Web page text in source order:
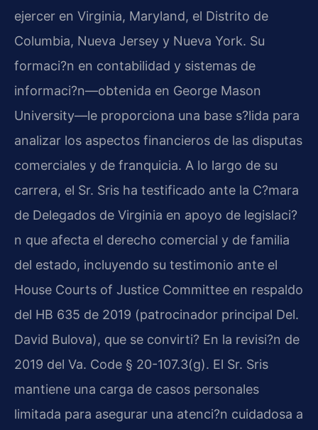
ejercer en Virginia, Maryland, el Distrito de
Columbia, Nueva Jersey y Nueva York. Su
formaci?n en contabilidad y sistemas de
informaci?n—obtenida en George Mason
University—le proporciona una base s?lida para
analizar los aspectos financieros de las disputas
comerciales y de franquicia. A lo largo de su
carrera, el Sr. Sris ha testificado ante la C?mara
de Delegados de Virginia en apoyo de legislaci?
n que afecta el derecho comercial y de familia
del estado, incluyendo su testimonio ante el
House Courts of Justice Committee en respaldo
del HB 635 de 2019 (patrocinador principal Del.
David Bulova), que se convirti? En la revisi?n de
2019 del Va. Code § 20-107.3(g). El Sr. Sris
mantiene una carga de casos personales
limitada para asegurar una atenci?n cuidadosa a